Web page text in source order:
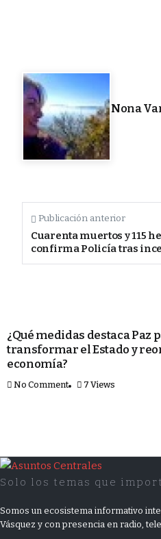
Nona
Publicación anterior
Cuarenta muertos y 115
confirma Policía tras
¿Qué medidas destaca Paz
transformar el Estado y
economía?
No Comment 7 Views
Solo los temas que
Somos un ecosistema informativo
Vásquez y con presencia en radio,